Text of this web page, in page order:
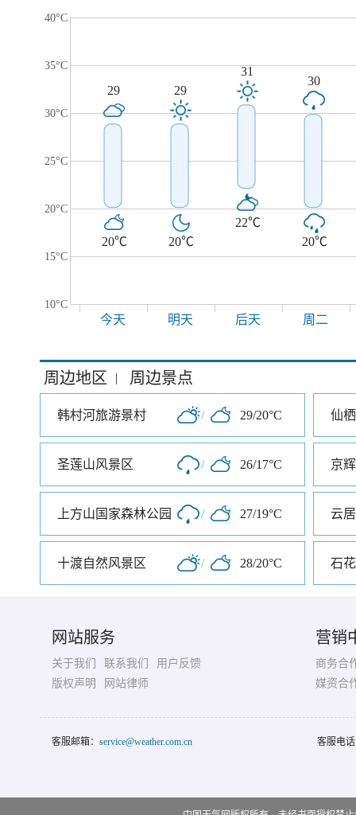
40°C
35°C
30°C
25°C
20°C
15°C
10°C
29
20℃
29
20℃
31
22℃
30
20℃
今天 明天 后天 周二
周边地区 | 周边景点
韩村河旅游景村 / 29/20°C 仙
圣莲山风景区 / 26/17°C 京
上方山国家森林公园 / 27/19°C 云
十渡自然风景区 / 28/20°C 石
网站服务
关于我们 联系我们
用户反馈
版权声明
网站律师
营销
商务合
媒资合
客服邮箱： service@weather.com.cn 客服电